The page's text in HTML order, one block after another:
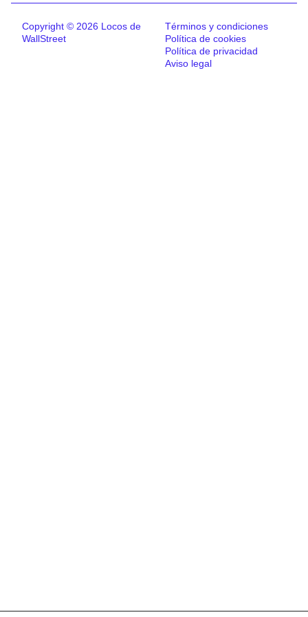
Copyright © 2026 Locos de
WallStreet
Términos y condiciones
Política de cookies
Política de privacidad
Aviso legal